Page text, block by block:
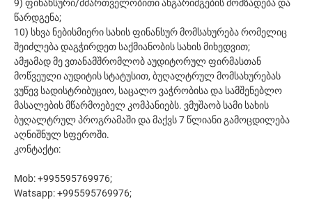
9) ფინანსური/მმართველობითი ანგარიშგების მომზადება და
წარდგენა;
10) სხვა ნებისმიერი სახის ფინანსურ მომსახურება რომელიც
შეიძლება დაგჭირდეთ საქმიანობის სახის მიხედვით;
ამჟამად მე ვთანამშრომლობ აუდიტორულ ფირმასთან
მოწვეული აუდიტის სტატუსით, ბუღალტრულ მომსახურებას
ვუწევ სადისტრიბუციო, საცალო ვაჭრობისა და სამშენებლო
მასალების მწარმოებელ კომპანიებს. ვმუშაობ სამი სახის
ბუღალტრულ პროგრამაში და მაქვს 7 წლიანი გამოცდილება
აღნიშნულ სფეროში.
კონტაქტი:
Mob: +995595769976;
Watsapp: +995595769976;